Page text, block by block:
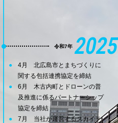
2025
令和7年
4月 北広島市とまちづくりに
関する包括連携協定を締結
6月 木古内町とドローンの普
及推進に係るパートナーシップ
協定を締結
7月 当社が運営するスカイテ